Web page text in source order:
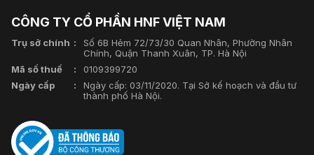
CÔNG TY CỔ PHẦN HNF VIỆT NAM
Trụ sở chính
Số 6B Hẻm 72/73/30 Quan Nhân, Phường Nhân
Chính, Quận Thanh Xuân, TP. Hà Nội
Mã số thuế
0109399720
Ngày cấp
Ngày cấp: 03/11/2020. Tại Sở kế hoạch và đầu tư
thành phố Hà Nội.